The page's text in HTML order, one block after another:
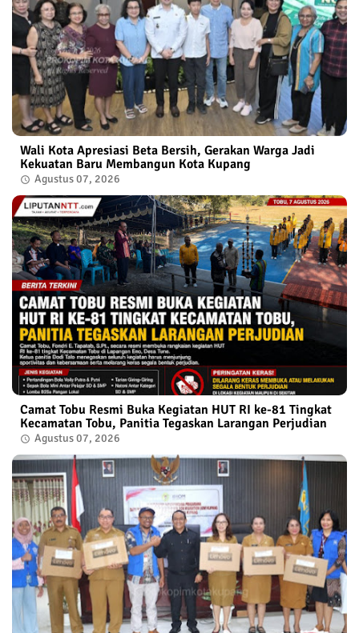
Wali Kota Apresiasi Beta Bersih, Gerakan Warga Jadi
Kekuatan Baru Membangun Kota Kupang
Agustus 07, 2026
Camat Tobu Resmi Buka Kegiatan HUT RI ke-81 Tingkat
Kecamatan Tobu, Panitia Tegaskan Larangan Perjudian
Agustus 07, 2026